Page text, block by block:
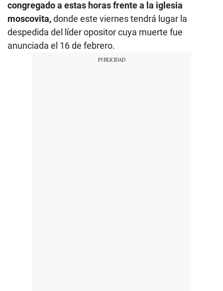
congregado a estas horas frente a la iglesia
moscovita,donde este viernes tendrá lugar la
despedida del líder opositor cuya muerte fue
anunciada el 16 de febrero.